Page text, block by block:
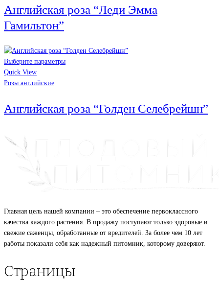
Английская роза “Леди Эмма
Гамильтон”
Выберите параметры
Quick View
Розы английские
Английская роза “Голден Селебрейшн”
Главная цель нашей компании – это обеспечение первоклассного
качества каждого растения. В продажу поступают только здоровые и
свежие саженцы, обработанные от вредителей. За более чем 10 лет
работы показали себя как надежный питомник, которому доверяют.
Страницы